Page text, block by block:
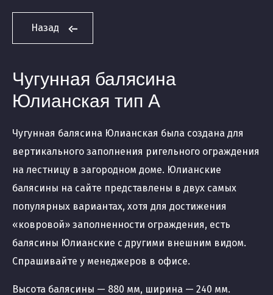
Назад
Чугунная балясина
Юлианская тип А
Чугунная балясина Юлианская была создана для
вертикального заполнения ригельного ограждения
на лестницу в загородном доме. Юлианские
балясины на сайте представлены в двух самых
популярных вариантах, хотя для достижения
«ковровой» заполненности ограждения, есть
балясины Юлианские с другими внешним видом.
Спрашивайте у менеджеров в офисе.
Высота балясины — 880 мм, ширина — 240 мм.